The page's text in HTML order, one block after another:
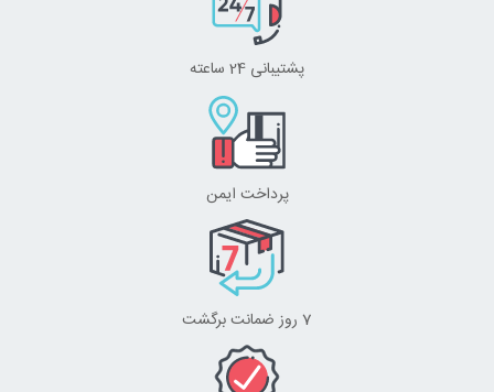
پشتیبانی 24 ساعته
پرداخت ایمن
7 روز ضمانت برگشت